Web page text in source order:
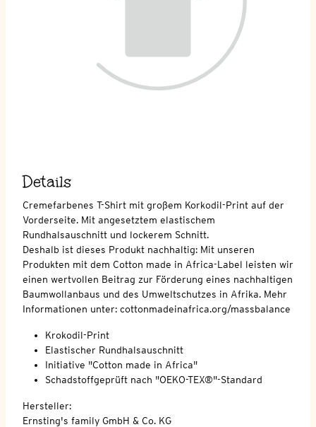
Details
Cremefarbenes T-Shirt mit großem Korkodil-Print auf der
Vorderseite. Mit angesetztem elastischem
Rundhalsauschnitt und lockerem Schnitt.
Deshalb ist dieses Produkt nachhaltig: Mit unseren
Produkten mit dem Cotton made in Africa-Label leisten wir
einen wertvollen Beitrag zur Förderung eines nachhaltigen
Baumwollanbaus und des Umweltschutzes in Afrika. Mehr
Informationen unter: cottonmadeinafrica.org/massbalance
Krokodil-Print
Elastischer Rundhalsauschnitt
Initiative "Cotton made in Africa"
Schadstoffgeprüft nach "OEKO-TEX®"-Standard
Hersteller:
Ernsting's family GmbH & Co. KG